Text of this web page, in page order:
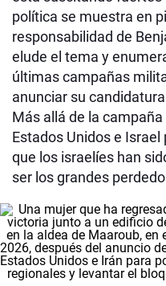
política se muestra en
responsabilidad de
elude el tema y
últimas campañas
anunciar su
Más allá de la
Estados Unidos e
que los israelíes han
ser los grandes